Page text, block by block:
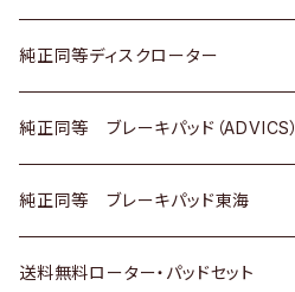
マツダ
三菱
スバル
日野
ダイハツ
マツダ
三菱
日野
ダイハツ
三菱
日野
三菱ふそう
日産
ダイハツ
マツダ
三菱
スズキ
日産
いすゞ
ダイハツ
日産
いすゞ
ダイハツ
マツダ
トヨタ
ホンダ
スズキ
日産
純正同等ディスクローター
トヨタ
ホンダ
スズキ
純正同等 ブレーキパッド（ADVICS）
トヨタ
ホンダ
純正同等 ブレーキパッド東海
トヨタ
送料無料ローター・パッドセット